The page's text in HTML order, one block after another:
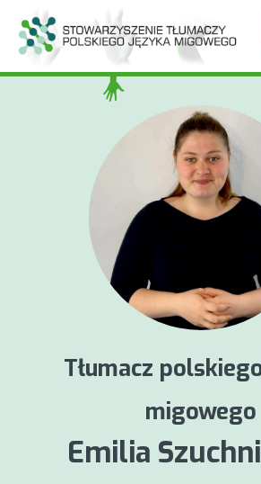
Przejdź
treści
Tłumacz
migowego
Emilia